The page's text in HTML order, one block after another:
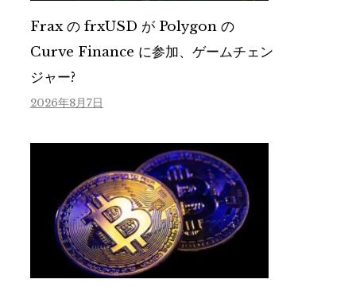
Frax の frxUSD が Polygon の
Curve Finance に参加、ゲームチェン
ジャー?
2026年8月7日